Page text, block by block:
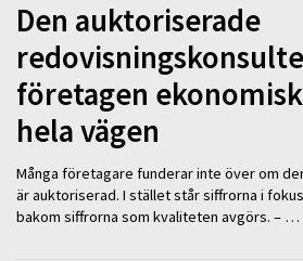
Den auktoriserade
företagen
hela vägen
Många företagare funderar inte över om
är auktoriserad. I stället står siffrorna i
bakom siffrorna som kvaliteten avgörs. – …